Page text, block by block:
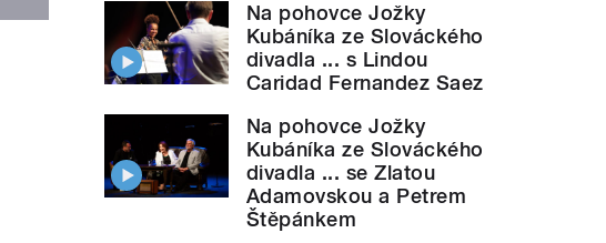
Na pohovce Jožky
Kubáníka ze Slováckého
divadla ... s Lindou
Caridad Fernandez Saez
Na pohovce Jožky
Kubáníka ze Slováckého
divadla ... se Zlatou
Adamovskou a Petrem
Štěpánkem